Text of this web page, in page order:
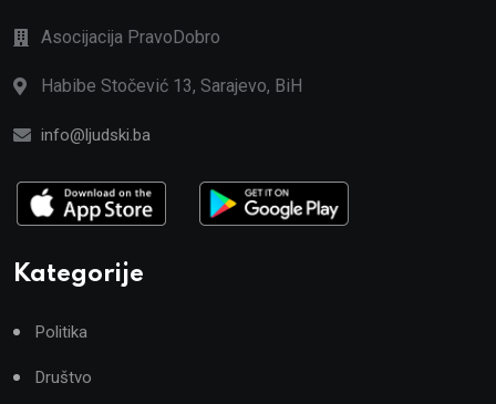
Asocijacija PravoDobro
Habibe Stočević 13, Sarajevo, BiH
info@ljudski.ba
Kategorije
Politika
Društvo